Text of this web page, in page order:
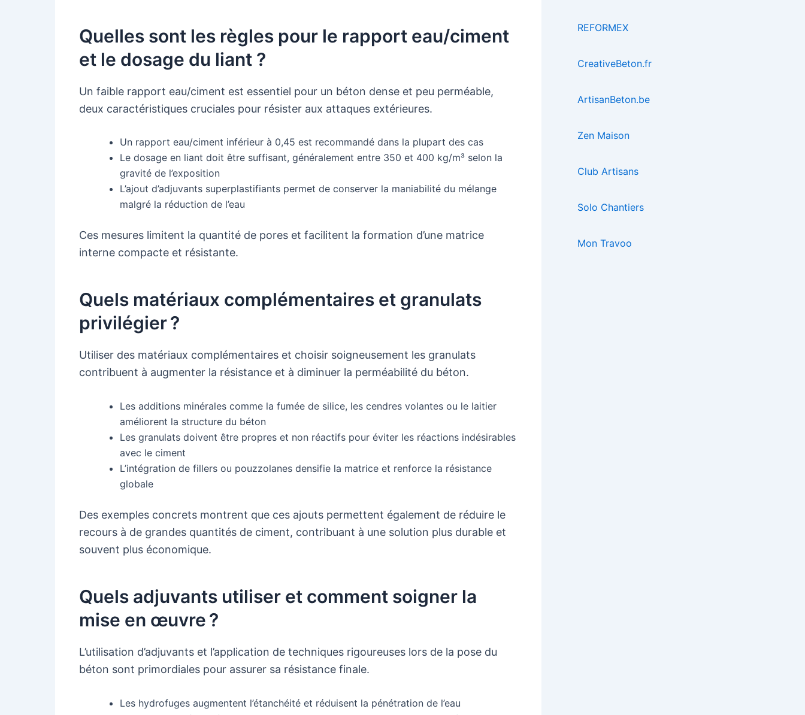
Quelles sont les règles pour le rapport eau/ciment
et le dosage du liant ?
Un faible rapport eau/ciment est essentiel pour un béton dense et peu perméable,
deux caractéristiques cruciales pour résister aux attaques extérieures.
Un rapport eau/ciment inférieur à 0,45 est recommandé dans la plupart des cas
Le dosage en liant doit être suffisant, généralement entre 350 et 400 kg/m³ selon la
gravité de l’exposition
L’ajout d’adjuvants superplastifiants permet de conserver la maniabilité du mélange
malgré la réduction de l’eau
Ces mesures limitent la quantité de pores et facilitent la formation d’une matrice
interne compacte et résistante.
Quels matériaux complémentaires et granulats
privilégier ?
Utiliser des matériaux complémentaires et choisir soigneusement les granulats
contribuent à augmenter la résistance et à diminuer la perméabilité du béton.
Les additions minérales comme la fumée de silice, les cendres volantes ou le laitier
améliorent la structure du béton
Les granulats doivent être propres et non réactifs pour éviter les réactions indésirables
avec le ciment
L’intégration de fillers ou pouzzolanes densifie la matrice et renforce la résistance
globale
Des exemples concrets montrent que ces ajouts permettent également de réduire le
recours à de grandes quantités de ciment, contribuant à une solution plus durable et
souvent plus économique.
Quels adjuvants utiliser et comment soigner la
mise en œuvre ?
L’utilisation d’adjuvants et l’application de techniques rigoureuses lors de la pose du
béton sont primordiales pour assurer sa résistance finale.
Les hydrofuges augmentent l’étanchéité et réduisent la pénétration de l’eau
REFORMEX
CreativeBeton.fr
ArtisanBeton.be
Zen Maison
Club Artisans
Solo Chantiers
Mon Travoo